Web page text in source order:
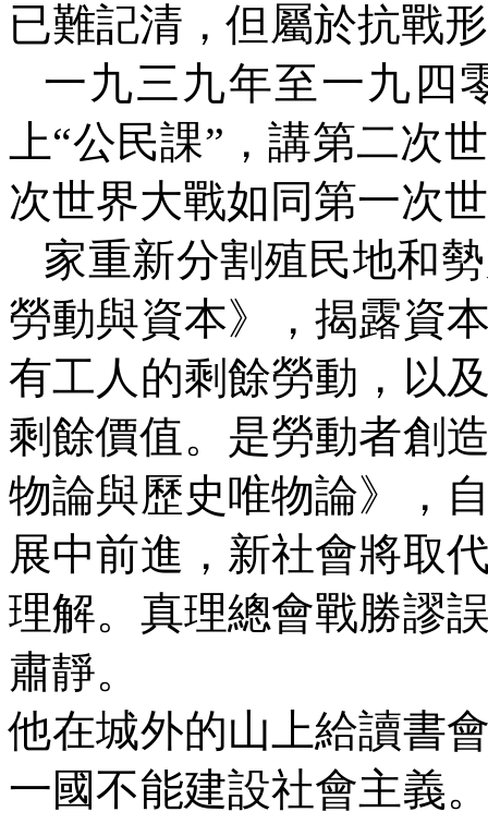
已難記清，但屬於抗戰
一九三九年至一九四
上“公民課”，講第二次
次世界大戰如同第一次
家重新分割殖民地和
勞動與資本》，揭露資
有工人的剩餘勞動，以
剩餘價值。是勞動者創
物論與歷史唯物論》，
展中前進，新社會將取
理解。真理總會戰勝謬
肅靜。
他在城外的山上給讀書
一國不能建設社會主義